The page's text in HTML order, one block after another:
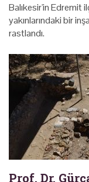
Balıkesir'in Edremit
yakınlarındaki bir
rastlandı.
Prof. Dr.